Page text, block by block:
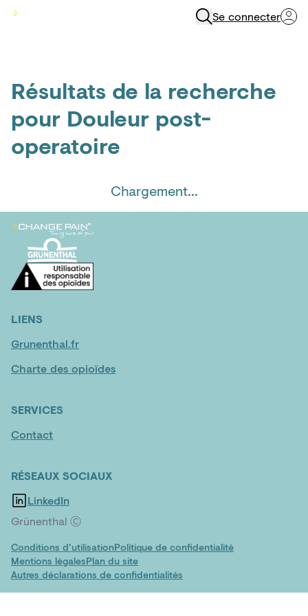
Se connecter
Résultats de la recherche
pour Douleur post-
operatoire
Chargement...
LIENS
Grunenthal.fr
Charte des opioïdes
SERVICES
Contact
RÉSEAUX SOCIAUX
LinkedIn
Grünenthal Ⓒ
Conditions d’utilisationPolitique de confidentialité
Mentions légalesPlan du site
Autres déclarations de confidentialités